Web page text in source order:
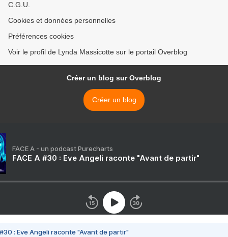
C.G.U.
Cookies et données personnelles
Préférences cookies
Voir le profil de Lynda Massicotte sur le portail Overblog
Créer un blog sur Overblog
Créer un blog
FACE A - un podcast Purecharts
FACE A #30 : Eve Angeli raconte "Avant de partir"
#30 : Eve Angeli raconte "Avant de partir"